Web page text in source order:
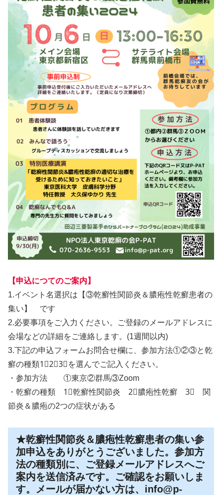
【申込につてのご案内】
1.イベント名選択は【③乾癬性関節炎＆膿疱性乾癬患者の
集い】 です
2.必要事項をご入力ください。ご登録のメールアドレスに
会場などの詳細をご連絡します。(1週間以内)
3.下記の申込フォームお問合せ欄に、参加方法①②③と乾
癬の種類1⃣2⃣3⃣を選んでご記入ください。
・参加方法 ①東京②群馬③Zoom
・乾癬の種類 1⃣乾癬性関節炎 2⃣膿疱性乾癬 3⃣ 関
節炎＆膿疱の2つの症状がある
★乾癬性関節炎＆膿疱性乾癬患者の集い参
加申込をありがとうございました。参加方
法の種類別に、ご登録メールアドレスへご
案内を送信済みです。ご確認をお願いしま
す。メールが届かない方は、info@p-